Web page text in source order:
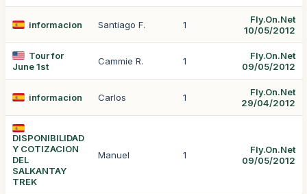
informacion Santiago F. 1
Fly.On.Net
10/05/2012
Tour for
June 1st
Cammie R. 1
Fly.On.Net
09/05/2012
informacion Carlos 1
Fly.On.Net
29/04/2012
DISPONIBILIDAD
Y COTIZACION
DEL
SALKANTAY
TREK
Manuel 1
Fly.On.Net
09/05/2012